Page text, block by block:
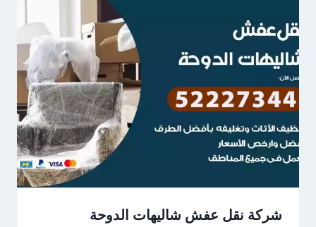
شركة نقل عفش شاليهات الدوحة